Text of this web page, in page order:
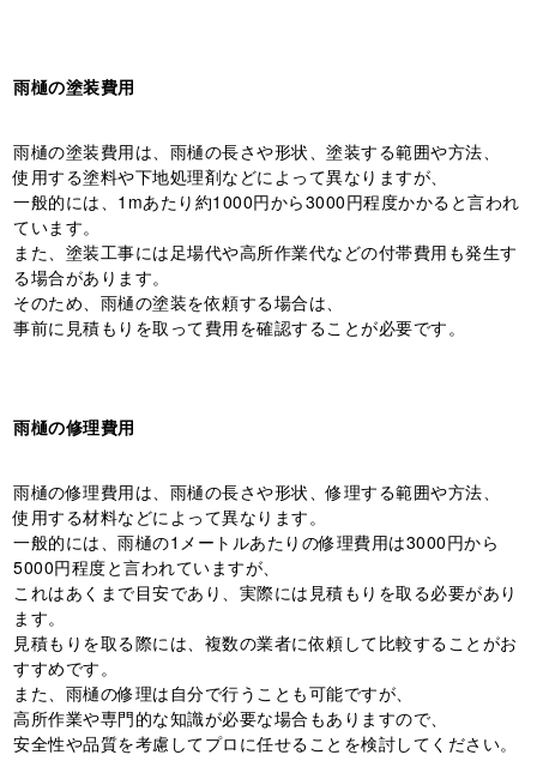
雨樋の塗装費用
雨樋の塗装費用は、雨樋の長さや形状、塗装する範囲や方法、
使用する塗料や下地処理剤などによって異なりますが、
一般的には、1mあたり約1000円から3000円程度かかると言われ
ています。
また、塗装工事には足場代や高所作業代などの付帯費用も発生す
る場合があります。
そのため、雨樋の塗装を依頼する場合は、
事前に見積もりを取って費用を確認することが必要です。
雨樋の修理費用
雨樋の修理費用は、雨樋の長さや形状、修理する範囲や方法、
使用する材料などによって異なります。
一般的には、雨樋の1メートルあたりの修理費用は3000円から
5000円程度と言われていますが、
これはあくまで目安であり、実際には見積もりを取る必要があり
ます。
見積もりを取る際には、複数の業者に依頼して比較することがお
すすめです。
また、雨樋の修理は自分で行うことも可能ですが、
高所作業や専門的な知識が必要な場合もありますので、
安全性や品質を考慮してプロに任せることを検討してください。